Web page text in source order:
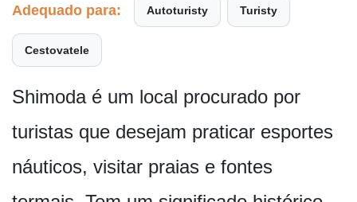
Adequado para: Autoturisty Turisty
Cestovatele
Shimoda é um local procurado por
turistas que desejam praticar esportes
náuticos, visitar praias e fontes